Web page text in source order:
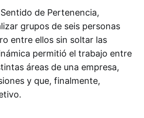
de Pertenencia,
grupos de seis personas
entre ellos sin soltar las
permitió el trabajo entre
áreas de una empresa,
y que, finalmente,